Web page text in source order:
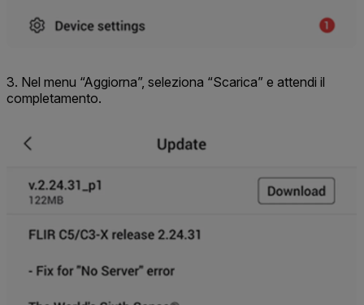
3. Nel menu “Aggiorna”, seleziona “Scarica” e attendi il
completamento.